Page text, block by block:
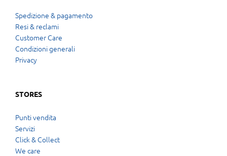
Spedizione & pagamento
Resi & reclami
Customer Care
Condizioni generali
Privacy
STORES
Punti vendita
Servizi
Click & Collect
We care